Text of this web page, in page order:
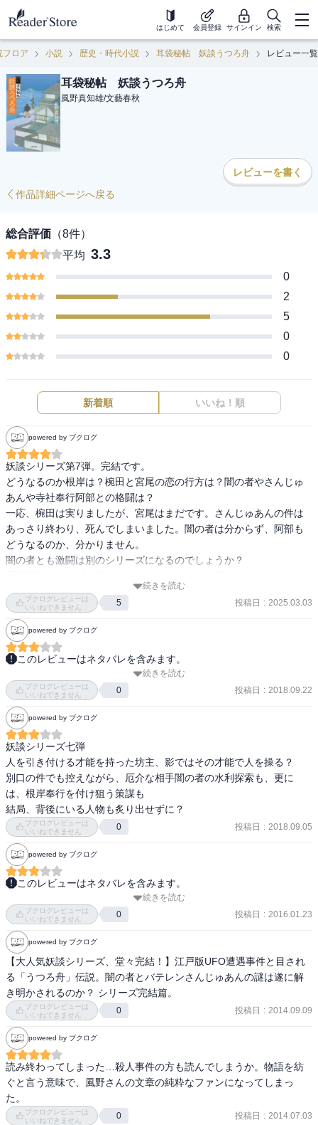
はじめて 会員登録 サインイン 検索
フロア 小説 歴史・時代小説 耳袋秘帖 妖談うつろ舟 レビュー一覧
耳袋秘帖 妖談うつろ舟
風野真知雄/文藝春秋
レビューを書く
作品詳細ページへ戻る
総合評価 （8件）
平均 3.3
0
2
5
0
0
新着順 いいね！順
powered by ブクログ
妖談シリーズ第7弾。完結です。
どうなるのか根岸は？椀田と宮尾の恋の行方は？闇の者やさんじゅ
あんや寺社奉行阿部との格闘は？
一応、椀田は実りましたが、宮尾はまだです。さんじゅあんの件は
あっさり終わり、死んでしまいました。闇の者は分からず、阿部も
どうなるのか、分かりません。
闇の者とも激闘は別のシリーズになるのでしょうか？
す。
続きを読む
ブクログレビューは
いいねできません
5 投稿日 : 2025.03.03
powered by ブクログ
このレビューはネタバレを含みます。
海辺に流れ着いた異国風の娘。美女付きの安房に直営地を持つ旗本
の元へ。
道端に倒れる酔っ払いの男から３文を奪った男をとらえてみると、
自分の名前を「じゅあん」と言う。
白蛇が舟を追って川を渡り、ついて来たと言う。
不思議な事件を追うと、事件の裏にまたしても耶蘇教のさんじゅあ
んの影が。
芸者の行方不明事件から小力がきになる椀田。
本気で嫁にとやっと言えた。
言葉で人を操るさんじゅあん、元々のところは小悪党なだけかもし
れないが、誰しも持つ不安や不満をもっともらしい言葉と教えで、
幸福感を与えるやり方は、大きなうねりとなった。市民ばかりでな
く、そこの金儲けを見つけた、幕閣にまで力が及んでいた。
読むものを飽きさせない筆力はさすがだ！
妖談シリーズ完結編。
続きを読む
ブクログレビューは
いいねできません
0 投稿日 : 2018.09.22
powered by ブクログ
妖談シリーズ七弾
人を引き付ける才能を持った坊主、影ではその才能で人を操る？
別口の件でも控えながら、厄介な相手闇の者の水利探索も、更に
は、根岸奉行を付け狙う策謀も
結局、背後にいる人物も炙り出せずに？
ブクログレビューは
いいねできません
0 投稿日 : 2018.09.05
powered by ブクログ
このレビューはネタバレを含みます。
耳袋秘帖～妖談編～の第７弾にして完結編。
でも、わかったようなわからなかったような終わり方だったよ。
江戸の暗殺集団「闇の者」のラスボスはハッキリしないまま、とり
あえずそれを指導していた隠れキリシタンの「さんじゅあん」さん
は亡くなりました。
この巻では、マグダラのマリアさんみたいな人が出てきたてたけ
ど、うまく筋がまとまっていたかは微妙…。
部下の椀田さんの恋が実ったのだけはハッキリわかったけどね(笑)
生きていくってことはとても大変で、自分の生き方に不安を抱かな
い人はなかなかいないし、そこに行動の指針をズバっと示してもら
えると、自分で考えるよりも楽だから、それに従っちゃうって人は
多いのかもしれません。
続きを読む
ブクログレビューは
いいねできません
0 投稿日 : 2016.01.23
powered by ブクログ
【大人気妖談シリーズ、堂々完結！】江戸版UFO遭遇事件と目され
る「うつろ舟」伝説。闇の者とバテレンさんじゅあんの謎は遂に解
き明かされるのか？ シリーズ完結篇。
ブクログレビューは
いいねできません
0 投稿日 : 2014.09.09
powered by ブクログ
読み終わってしまった…殺人事件の方も読んでしまうか。物語を紡
ぐと言う意味で、風野さんの文章の純粋なファンになってしまっ
た。
ブクログレビューは
いいねできません
0 投稿日 : 2014.07.03